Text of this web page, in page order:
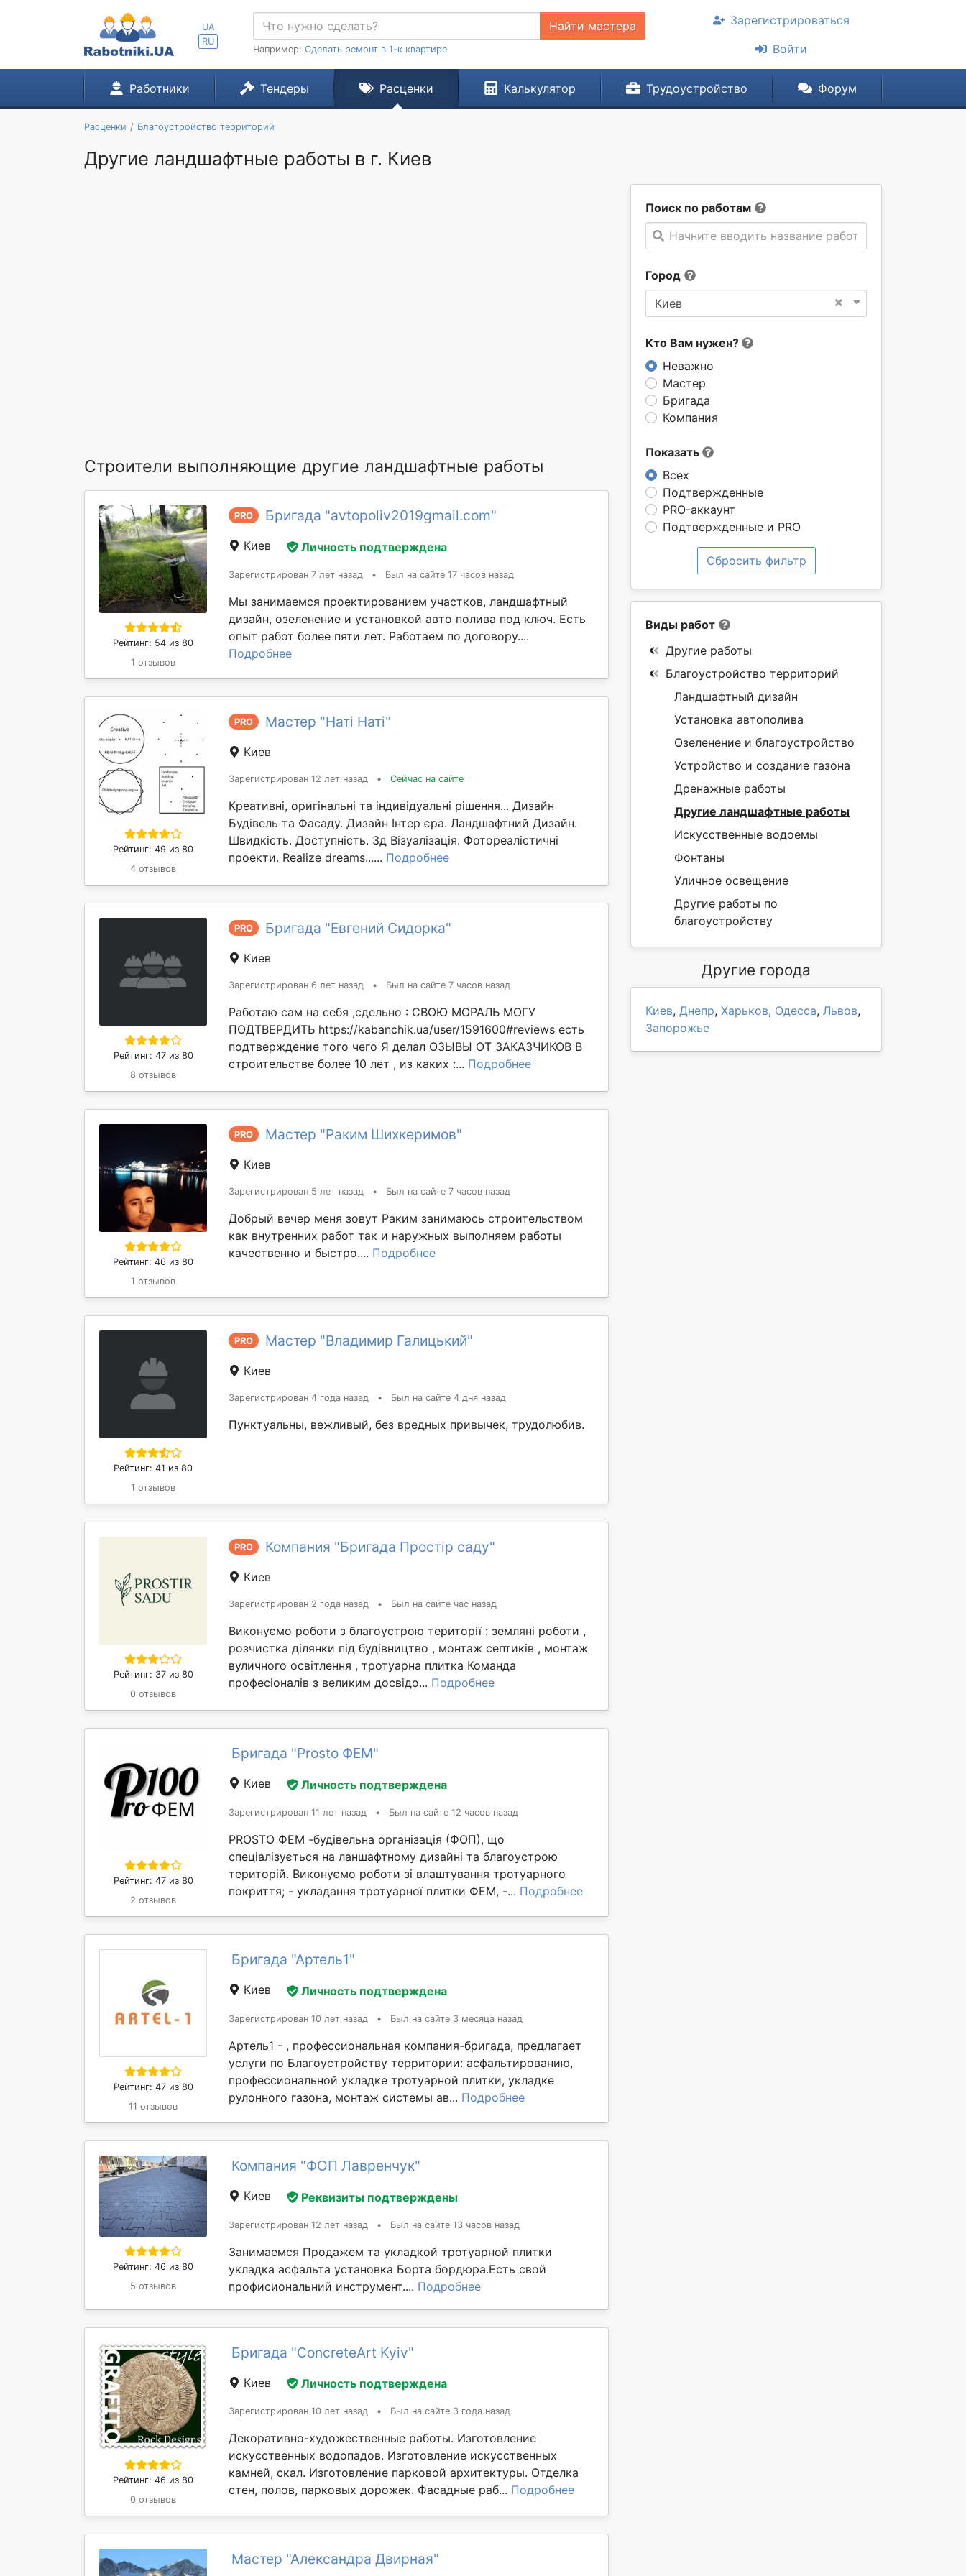
UA
RU
Найти мастера
Например: Сделать ремонт в 1-к квартире
Зарегистрироваться
Войти
Работники Тендеры Расценки Калькулятор Трудоустройство Форум
Расценки Благоустройство территорий
Другие ландшафтные работы в г. Киев
Поиск по работам
Начните вводить название работы
Город
×
Киев
Кто Вам нужен?
Неважно
Мастер
Бригада
Компания
Показать
Всех
Подтвержденные
PRO-аккаунт
Подтвержденные и PRO
Сбросить фильтр
Строители выполняющие другие ландшафтные работы
Рейтинг: 54 из 80
1 отзывов
PRO Бригада "avtopoliv2019gmail.com"
Киев Личность подтверждена
Зарегистрирован 7 лет назад • Был на сайте 17 часов назад
Мы занимаемся проектированием участков, ландшафтный
дизайн, озеленение и установкой авто полива под ключ. Есть
опыт работ более пяти лет. Работаем по договору....
Подробнее
Рейтинг: 49 из 80
4 отзывов
PRO Мастер "Наті Наті"
Киев
Зарегистрирован 12 лет назад • Сейчас на сайте
Креативні, оригінальні та індивідуальні рішення... Дизайн
Будівель та Фасаду. Дизайн Інтер єра. Ландшафтний Дизайн.
Швидкість. Доступність. 3д Візуалізація. Фотореалістичні
проекти. Realize dreams...... Подробнее
Рейтинг: 47 из 80
8 отзывов
PRO Бригада "Евгений Сидорка"
Киев
Зарегистрирован 6 лет назад • Был на сайте 7 часов назад
Работаю сам на себя ,сдельно : СВОЮ МОРАЛЬ МОГУ
ПОДТВЕРДИТЬ https://kabanchik.ua/user/1591600#reviews есть
подтверждение того чего Я делал ОЗЫВЫ ОТ ЗАКАЗЧИКОВ В
строительстве более 10 лет , из каких :... Подробнее
Рейтинг: 46 из 80
1 отзывов
PRO Мастер "Раким Шихкеримов"
Киев
Зарегистрирован 5 лет назад • Был на сайте 7 часов назад
Добрый вечер меня зовут Раким занимаюсь строительством
как внутренних работ так и наружных выполняем работы
качественно и быстро.... Подробнее
Рейтинг: 41 из 80
1 отзывов
PRO Мастер "Владимир Галицький"
Киев
Зарегистрирован 4 года назад • Был на сайте 4 дня назад
Пунктуальны, вежливый, без вредных привычек, трудолюбив.
Рейтинг: 37 из 80
0 отзывов
PRO Компания "Бригада Простір саду"
Киев
Зарегистрирован 2 года назад • Был на сайте час назад
Виконуємо роботи з благоустрою території : земляні роботи ,
розчистка ділянки під будівництво , монтаж септиків , монтаж
вуличного освітлення , тротуарна плитка Команда
професіоналів з великим досвідо... Подробнее
Рейтинг: 47 из 80
2 отзывов
Бригада "Prosto ФЕМ"
Киев Личность подтверждена
Зарегистрирован 11 лет назад • Был на сайте 12 часов назад
PROSTO ФЕМ -будівельна організація (ФОП), що
спеціалізується на ланшафтному дизайні та благоустрою
територій. Виконуємо роботи зі влаштування тротуарного
покриття; - укладання тротуарної плитки ФЕМ, -... Подробнее
Рейтинг: 47 из 80
11 отзывов
Бригада "Артель1"
Киев Личность подтверждена
Зарегистрирован 10 лет назад • Был на сайте 3 месяца назад
Артель1 - , профессиональная компания-бригада, предлагает
услуги по Благоустройству территории: асфальтированию,
профессиональной укладке тротуарной плитки, укладке
рулонного газона, монтаж системы ав... Подробнее
Рейтинг: 46 из 80
5 отзывов
Компания "ФОП Лавренчук"
Киев Реквизиты подтверждены
Зарегистрирован 12 лет назад • Был на сайте 13 часов назад
Занимаемся Продажем та укладкой тротуарной плитки
укладка асфальта установка Борта бордюра.Есть свой
профисиональний инструмент.... Подробнее
Рейтинг: 46 из 80
0 отзывов
Бригада "ConcreteArt Kyiv"
Киев Личность подтверждена
Зарегистрирован 10 лет назад • Был на сайте 3 года назад
Декоративно-художественные работы. Изготовление
искусственных водопадов. Изготовление искусственных
камней, скал. Изготовление парковой архитектуры. Отделка
стен, полов, парковых дорожек. Фасадные раб... Подробнее
Мастер "Александра Двирная"
Виды работ
Другие работы
Благоустройство территорий
Ландшафтный дизайн
Установка автополива
Озеленение и благоустройство
Устройство и создание газона
Дренажные работы
Другие ландшафтные работы
Искусственные водоемы
Фонтаны
Уличное освещение
Другие работы по
благоустройству
Другие города
Киев, Днепр, Харьков, Одесса, Львов,
Запорожье